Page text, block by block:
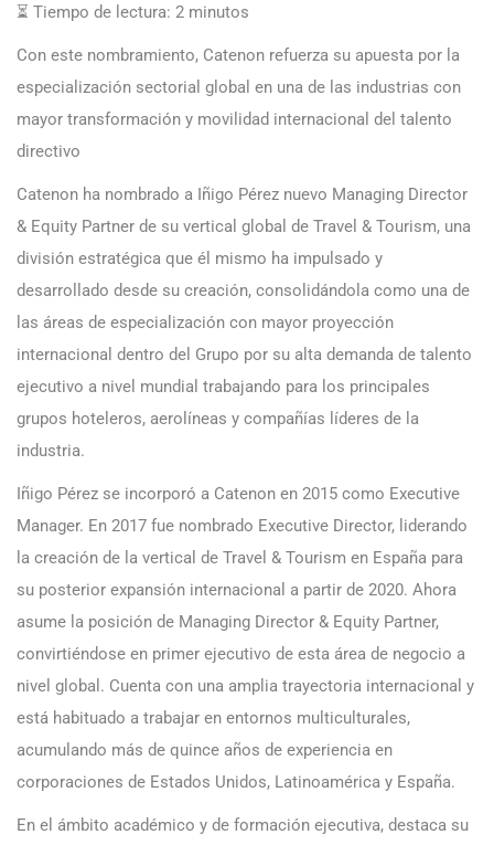
⏳ Tiempo de lectura: 2 minutos
Con este nombramiento, Catenon refuerza su apuesta por la
especialización sectorial global en una de las industrias con
mayor transformación y movilidad internacional del talento
directivo
Catenon ha nombrado a Iñigo Pérez nuevo Managing Director
& Equity Partner de su vertical global de Travel & Tourism, una
división estratégica que él mismo ha impulsado y
desarrollado desde su creación, consolidándola como una de
las áreas de especialización con mayor proyección
internacional dentro del Grupo por su alta demanda de talento
ejecutivo a nivel mundial trabajando para los principales
grupos hoteleros, aerolíneas y compañías líderes de la
industria.
Iñigo Pérez se incorporó a Catenon en 2015 como Executive
Manager. En 2017 fue nombrado Executive Director, liderando
la creación de la vertical de Travel & Tourism en España para
su posterior expansión internacional a partir de 2020. Ahora
asume la posición de Managing Director & Equity Partner,
convirtiéndose en primer ejecutivo de esta área de negocio a
nivel global. Cuenta con una amplia trayectoria internacional y
está habituado a trabajar en entornos multiculturales,
acumulando más de quince años de experiencia en
corporaciones de Estados Unidos, Latinoamérica y España.
En el ámbito académico y de formación ejecutiva, destaca su